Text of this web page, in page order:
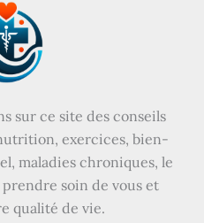
sur ce site des conseils
exercices, bien-
maladies chroniques, le
soin de vous et
qualité de vie.